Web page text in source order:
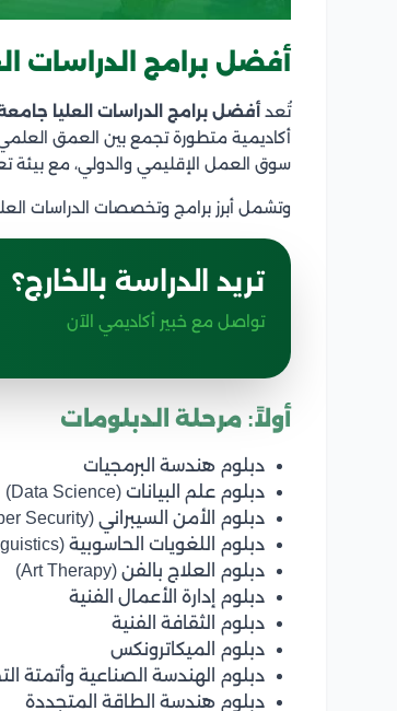
أفضل برامج الدراسات
تُعد أفضل برامج الدراسات العليا
أكاديمية متطورة تجمع بين العمق
سوق العمل الإقليمي والدولي، مع بيئة
وتشمل أبرز برامج وتخصصات الدراسات
تريد الدراسة بالخارج؟
تواصل مع خبير أكاديمي الآن
أولاً: مرحلة الدبلومات
دبلوم هندسة البرمجيات
دبلوم علم البيانات (Data Science)
دبلوم الأمن السيبراني (Cyber Security)
دبلوم اللغويات الحاسوبية (Computational Linguistics)
دبلوم العلاج بالفن (Art Therapy)
دبلوم إدارة الأعمال الفنية
دبلوم الثقافة الفنية
دبلوم الميكاترونكس
دبلوم الهندسة الصناعية وأتمتة
دبلوم هندسة الطاقة المتجددة